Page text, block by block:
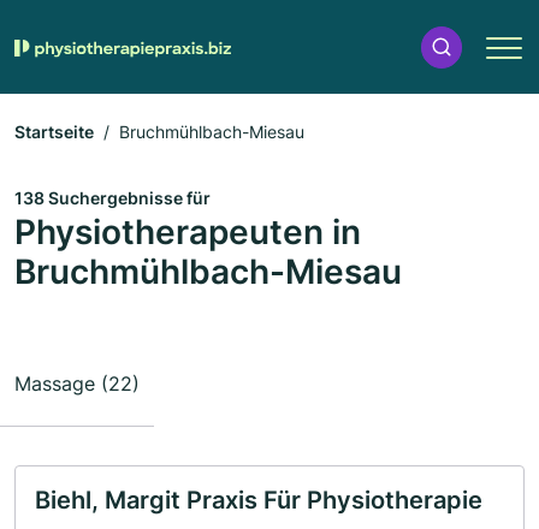
Startseite Bruchmühlbach-Miesau
138 Suchergebnisse für
Physiotherapeuten in
Bruchmühlbach-Miesau
Massage (22)
Biehl, Margit Praxis Für Physiotherapie